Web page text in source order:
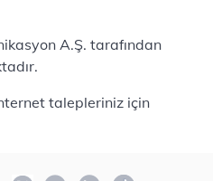
A.Ş. tarafından
talepleriniz için